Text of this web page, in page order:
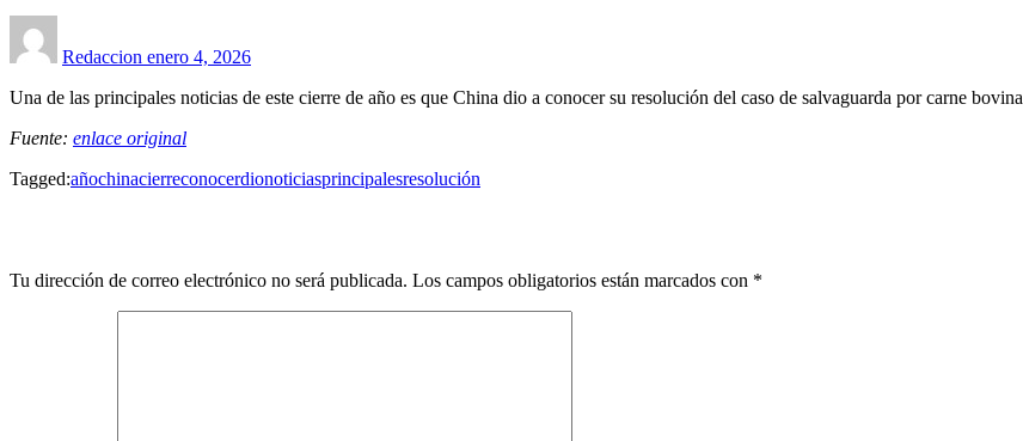
Redaccion enero 4, 2026
Una de las principales noticias de este cierre de año es que China dio a conocer su resolución del caso de salvaguarda por carne bovina
Fuente: enlace original
Tagged:añochinacierreconocerdionoticiasprincipalesresolución
Tu dirección de correo electrónico no será publicada. Los campos obligatorios están marcados con *